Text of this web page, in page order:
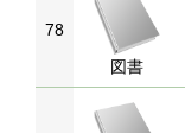
78
図書